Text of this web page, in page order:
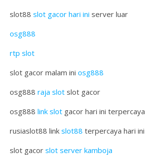
slot88 slot gacor hari ini server luar
osg888
rtp slot
slot gacor malam ini osg888
osg888 raja slot slot gacor
osg888 link slot gacor hari ini terpercaya
rusiaslot88 link slot88 terpercaya hari ini
slot gacor slot server kamboja